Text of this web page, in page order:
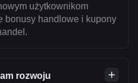
użytkownikom
bonusy handlowe i kupony
rozwoju